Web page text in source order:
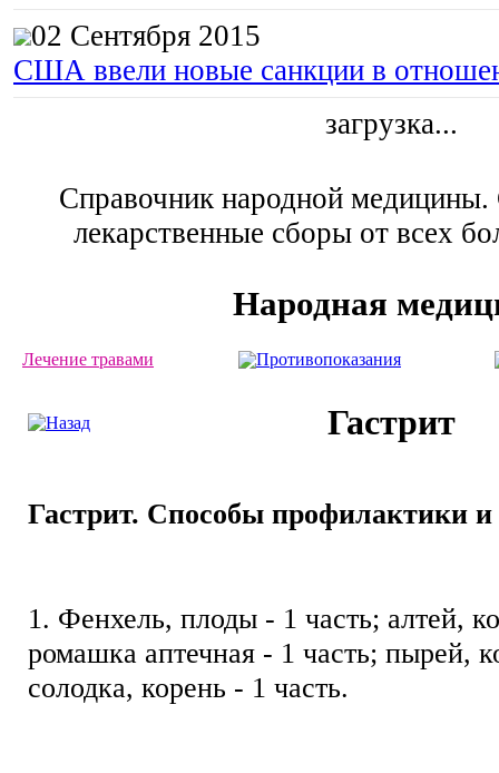
02 Сентября 2015
США ввели новые санкции в
загрузка...
Справочник народной
лекарственные сборы от всех
Народная
Лечение травами Противопоказания
Гастрит
Гастрит. Способы профилактики и
1. Фенхель, плоды - 1 часть; алтей,
ромашка аптечная - 1 часть; пырей,
солодка, корень - 1 часть.